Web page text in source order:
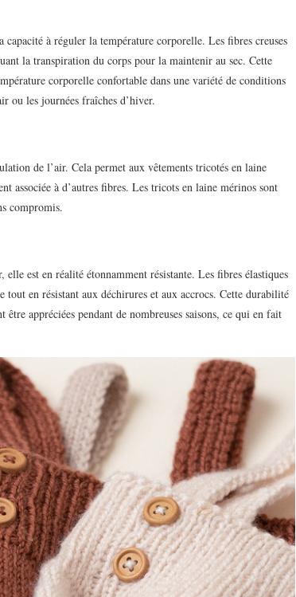
capacité à réguler la température corporelle. Les fibres creuses
la transpiration du corps pour la maintenir au sec. Cette
corporelle confortable dans une variété de conditions
ou les journées fraîches d’hiver.
de l’air. Cela permet aux vêtements tricotés en laine
associée à d’autres fibres. Les tricots en laine mérinos sont
compromis.
elle est en réalité étonnamment résistante. Les fibres élastiques
en résistant aux déchirures et aux accrocs. Cette durabilité
appréciées pendant de nombreuses saisons, ce qui en fait